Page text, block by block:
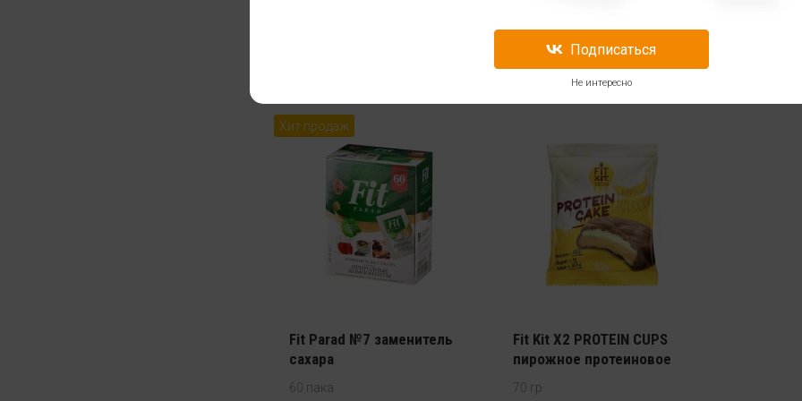
419
Хит продаж
Fit Parad №7 заменитель
сахара
60 пака
Fit Kit X2 PROTEIN CUPS
пирожное протеиновое
70 гр
Подписаться
Не интересно